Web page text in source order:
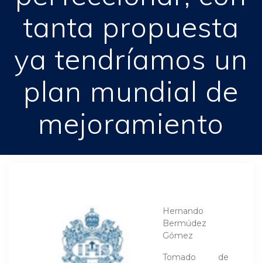
tanta propuesta
ya tendríamos un
plan mundial de
mejoramiento
Hernando
Bermúdez
Gómez
Tomado de